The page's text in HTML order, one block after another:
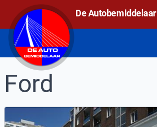
De Autobemiddelaar
De autobemiddelaar
Ford